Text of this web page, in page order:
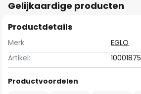
Gelijkaardige producten
Productdetails
Merk
EGLO
Artikel:
10001875
Productvoordelen